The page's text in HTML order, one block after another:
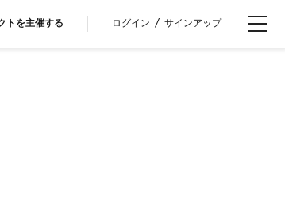
トを主催する ログイン / サインアップ